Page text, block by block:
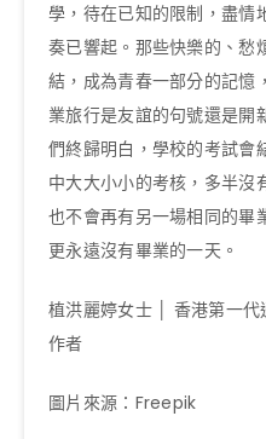
學，待在已知的限制，盡情
奏已響起。那些快樂的、
結，成為青春一部分的記憶
業旅行是友誼的句號還是開
們終歸明白，學校的考試會
中大大小小的考核，多半沒
也不會再有另一場相同的畢
更永遠沒有畢業的一天。
植洪麗婷女士 │ 香港第一
作者
圖片來源：Freepik